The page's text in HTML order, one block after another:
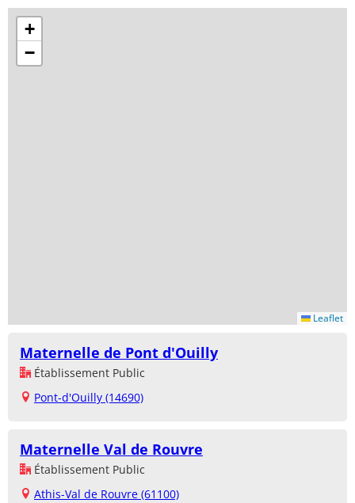
+
−
Leaflet
Maternelle de Pont d'Ouilly
Établissement Public
Pont-d'Ouilly (14690)
Maternelle Val de Rouvre
Établissement Public
Athis-Val de Rouvre (61100)